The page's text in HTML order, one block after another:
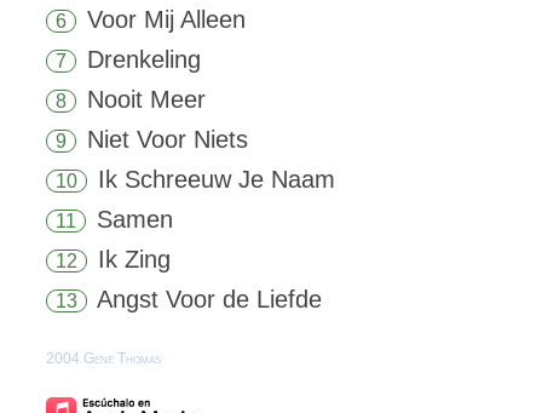
6 Voor Mij Alleen
7 Drenkeling
8 Nooit Meer
9 Niet Voor Niets
10 Ik Schreeuw Je Naam
11 Samen
12 Ik Zing
13 Angst Voor de Liefde
2004 Gene Thomas